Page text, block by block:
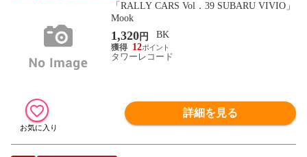
「RALLY CARS Vol．39 SUBARU VIVIO」
Mook
1,320円
BK
12
タワーレコード
詳細を見る